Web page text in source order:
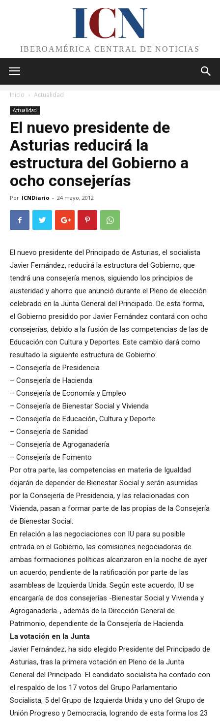
ICN
IBEROAMÉRICA CENTRAL DE NOTICIAS
Inicio Actualidad
Actualidad
El nuevo presidente de
Asturias reducirá la
estructura del Gobierno a
ocho consejerías
Por ICNDiario - 24 mayo, 2012
El nuevo presidente del Principado de Asturias, el socialista
Javier Fernández, reducirá la estructura del Gobierno, que
tendrá una consejería menos, siguiendo los principios de
austeridad y ahorro que anunció durante el Pleno de elección
celebrado en la Junta General del Principado. De esta forma,
el Gobierno presidido por Javier Fernández contará con ocho
consejerías, debido a la fusión de las competencias de las de
Educación con Cultura y Deportes. Este cambio dará como
resultado la siguiente estructura de Gobierno:
– Consejería de Presidencia
– Consejería de Hacienda
– Consejería de Economía y Empleo
– Consejería de Bienestar Social y Vivienda
– Consejería de Educación, Cultura y Deporte
– Consejería de Sanidad
– Consejería de Agroganadería
– Consejería de Fomento
Por otra parte, las competencias en materia de Igualdad
dejarán de depender de Bienestar Social y serán asumidas
por la Consejería de Presidencia, y las relacionadas con
Vivienda, pasan a formar parte de las propias de la Consejería
de Bienestar Social.
En relación a las negociaciones con IU para su posible
entrada en el Gobierno, las comisiones negociadoras de
ambas formaciones políticas alcanzaron en la noche de ayer
un acuerdo, pendiente de la ratificación por parte de las
asambleas de Izquierda Unida. Según este acuerdo, IU se
encargaría de dos consejerías -Bienestar Social y Vivienda y
Agroganadería-, además de la Dirección General de
Patrimonio, dependiente de la Consejería de Hacienda.
La votación en la Junta
Javier Fernández, ha sido elegido Presidente del Principado de
Asturias, tras la primera votación en Pleno de la Junta
General del Principado. El candidato socialista ha contado con
el respaldo de los 17 votos del Grupo Parlamentario
Socialista, 5 del Grupo de Izquierda Unida y uno del Grupo de
Unión Progreso y Democracia, logrando de esta forma los 23